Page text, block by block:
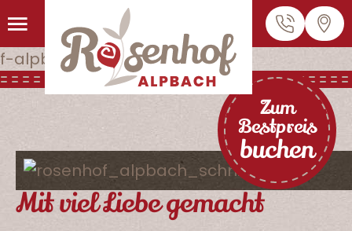
MENÜ
Zum
Bestpreis
buchen
Mit viel Liebe gemacht